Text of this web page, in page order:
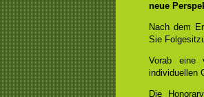
neue
Nach dem
Sie
Vorab eine
individuellen
Die